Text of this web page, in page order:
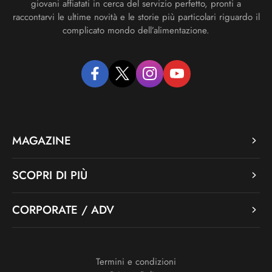
giovani affiatati in cerca del servizio perfetto, pronti a
raccontarvi le ultime novità e le storie più particolari riguardo il
complicato mondo dell’alimentazione.
facebooktwitter instagramyoutube
MAGAZINE
SCOPRI DI PIÙ
CORPORATE / ADV
Termini e condizioni